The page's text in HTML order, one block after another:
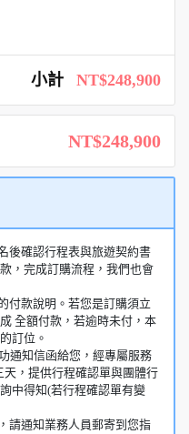
小計 NT$248,900
NT$248,900
後確認行程表與旅遊契約書
，完成訂購流程，我們也會
付款說明。若您是訂購須立
全額付款，若逾時未付，本
訂位。
通知信函給您，經專屬服務
，提供行程確認單與團體行
中得知(若行程確認單有變
請通知業務人員郵寄到您指